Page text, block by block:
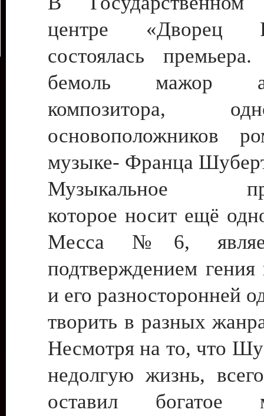
центре «Дворец
состоялась
бемоль мажор
композитора,
основоположников
музыке- Франца
Музыкальное
которое носит ещё
Месса №6,
подтверждением гения
и его разносторонней
творить в разных
Несмотря на то, что
недолгую жизнь,
оставил богатое